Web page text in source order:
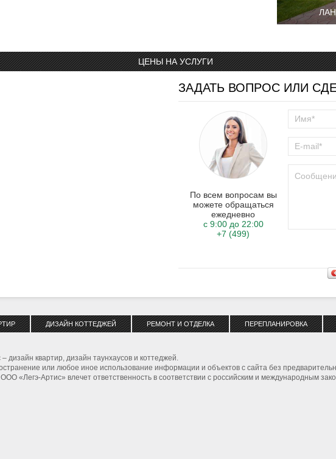
ЦЕНЫ НА УСЛУГИ
ЗАДАТЬ ВОПРОС ИЛИ
По всем вопросам вы
можете обращаться
ежедневно
с 9:00 до 22:00
+7 (499)
ДИЗАЙН КОТТЕДЖЕЙ РЕМОНТ И ОТДЕЛКА ПЕРЕПЛАНИРОВКА
дизайн квартир, дизайн таунхаусов и коттеджей.
или любое иное использование информации и объектов с сайта без
«Легэ-Артис» влечет ответственность в соответствии с российским и международным